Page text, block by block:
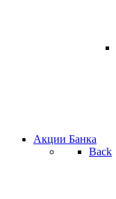
Акции Банка
Back